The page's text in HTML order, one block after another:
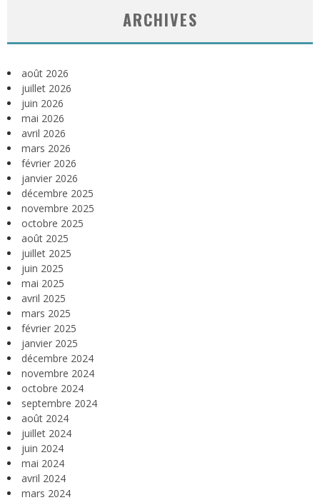
ARCHIVES
août 2026
juillet 2026
juin 2026
mai 2026
avril 2026
mars 2026
février 2026
janvier 2026
décembre 2025
novembre 2025
octobre 2025
août 2025
juillet 2025
juin 2025
mai 2025
avril 2025
mars 2025
février 2025
janvier 2025
décembre 2024
novembre 2024
octobre 2024
septembre 2024
août 2024
juillet 2024
juin 2024
mai 2024
avril 2024
mars 2024